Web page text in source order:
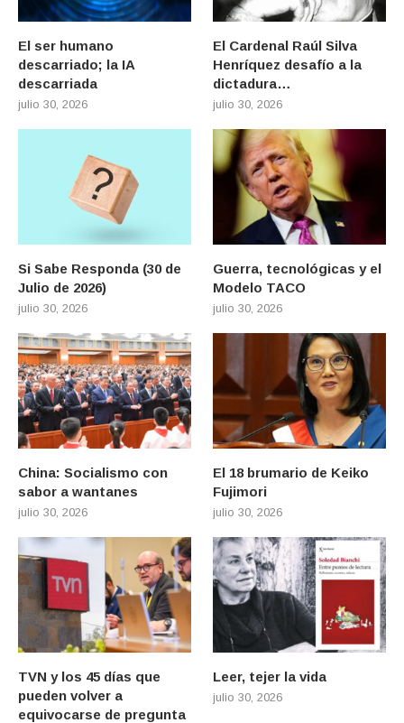
El ser humano
descarriado; la IA
descarriada
julio 30, 2026
El Cardenal Raúl Silva
Henríquez desafío a la
dictadura…
julio 30, 2026
Si Sabe Responda (30 de
Julio de 2026)
julio 30, 2026
Guerra, tecnológicas y el
Modelo TACO
julio 30, 2026
China: Socialismo con
sabor a wantanes
julio 30, 2026
El 18 brumario de Keiko
Fujimori
julio 30, 2026
TVN y los 45 días que
pueden volver a
equivocarse de pregunta
Leer, tejer la vida
julio 30, 2026